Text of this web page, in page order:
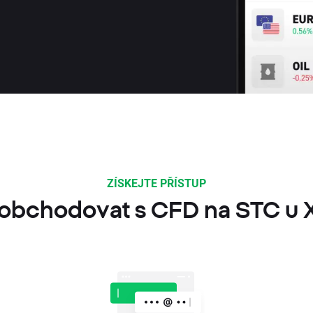
ZÍSKEJTE PŘÍSTUP
s CFD na STC u